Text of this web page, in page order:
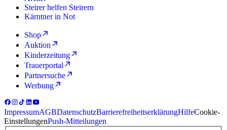
Steirer helfen Steirern
Kärntner in Not
Shop
Auktion
Kinderzeitung
Trauerportal
Partnersuche
Werbung
ImpressumAGBDatenschutzBarrierefreiheitserklärungHilfeCookie-
EinstellungenPush-Mitteilungen